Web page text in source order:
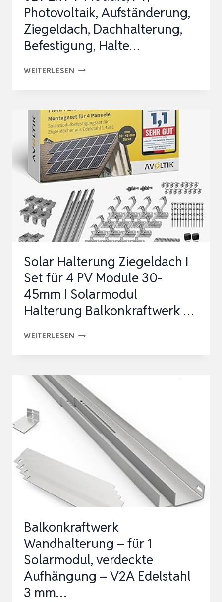
Photovoltaik, Aufständerung,
Ziegeldach, Dachhalterung,
Befestigung, Halte…
WEITERLESEN SET
MODULE,
PV,
PHOTOVOLTAIK,
AUFSTÄNDERUNG,
ZIEGELDACH,
DACHHALTERUNG,
BEFESTIGUNG,
HALTE…
Solar Halterung Ziegeldach I
Set für 4 PV Module 30-
45mm I Solarmodul
Halterung Balkonkraftwerk …
WEITERLESEN SOLAR
I
SET
FÜR
4
MODULE
30-
HALTERUNG
BALKONKRAFTWERK
…
Balkonkraftwerk
Wandhalterung – für 1
Solarmodul, verdeckte
Aufhängung – V2A Edelstahl
3 mm…